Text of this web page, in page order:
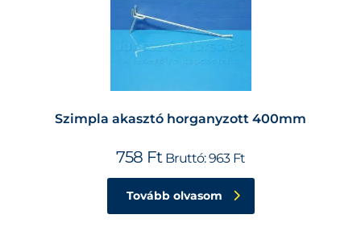
Szimpla akasztó horganyzott 400mm
758 Ft Bruttó:963 Ft
Tovább olvasom